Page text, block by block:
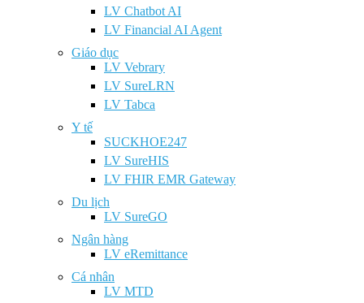
LV Chatbot AI
LV Financial AI Agent
Giáo dục
LV Vebrary
LV SureLRN
LV Tabca
Y tế
SUCKHOE247
LV SureHIS
LV FHIR EMR Gateway
Du lịch
LV SureGO
Ngân hàng
LV eRemittance
Cá nhân
LV MTD